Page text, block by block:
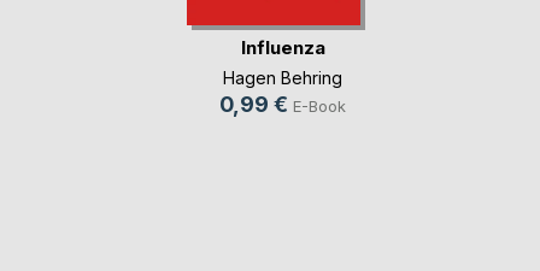
Influenza
Hagen Behring
0,99 € E-Book